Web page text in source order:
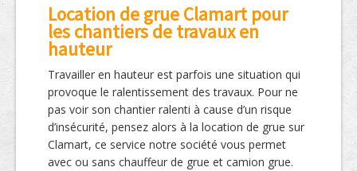
Location de grue Clamart pour
les chantiers de travaux en
hauteur
Travailler en hauteur est parfois une situation qui
provoque le ralentissement des travaux. Pour ne
pas voir son chantier ralenti à cause d’un risque
d’insécurité, pensez alors à la location de grue sur
Clamart, ce service notre société vous permet
avec ou sans chauffeur de grue et camion grue.